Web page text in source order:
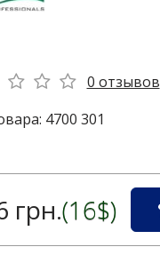
0 отзывов
4700 301
грн.(16$)